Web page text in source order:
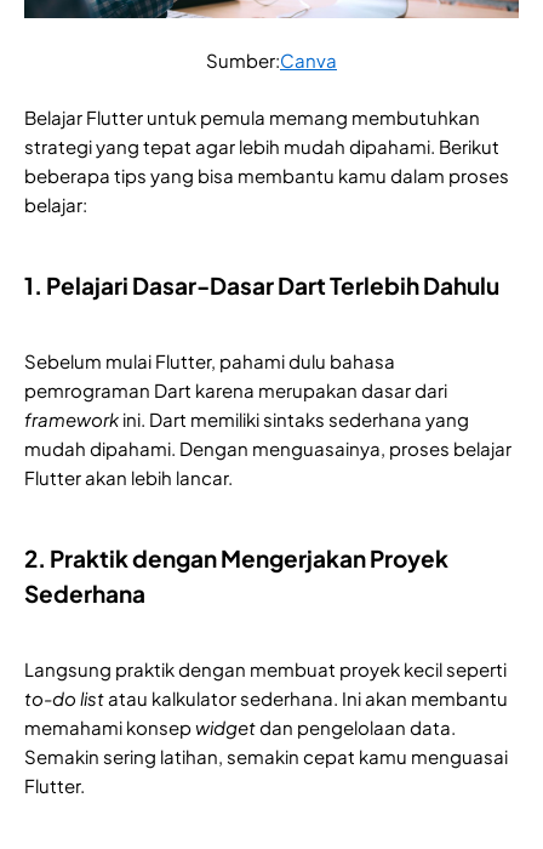
Sumber:Canva
Belajar Flutter untuk pemula memang membutuhkan
strategi yang tepat agar lebih mudah dipahami. Berikut
beberapa tips yang bisa membantu kamu dalam proses
belajar:
1. Pelajari Dasar-Dasar Dart Terlebih Dahulu
Sebelum mulai Flutter, pahami dulu bahasa
pemrograman Dart karena merupakan dasar dari
framework ini. Dart memiliki sintaks sederhana yang
mudah dipahami. Dengan menguasainya, proses belajar
Flutter akan lebih lancar.
2. Praktik dengan Mengerjakan Proyek
Sederhana
Langsung praktik dengan membuat proyek kecil seperti
to-do listatau kalkulator sederhana. Ini akan membantu
memahami konsepwidgetdan pengelolaan data.
Semakin sering latihan, semakin cepat kamu menguasai
Flutter.